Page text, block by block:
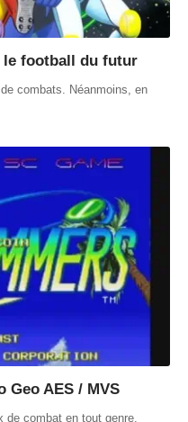
le football du futur
combats. Néanmoins, en
Geo AES / MVS
de combat en tout genre.